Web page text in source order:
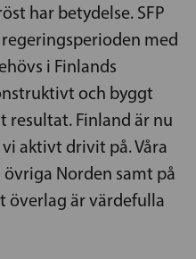
har betydelse. SFP
med
i Finlands
och byggt
resultat. Finland är nu
aktivt drivit på. Våra
Norden samt på
överlag är värdefulla